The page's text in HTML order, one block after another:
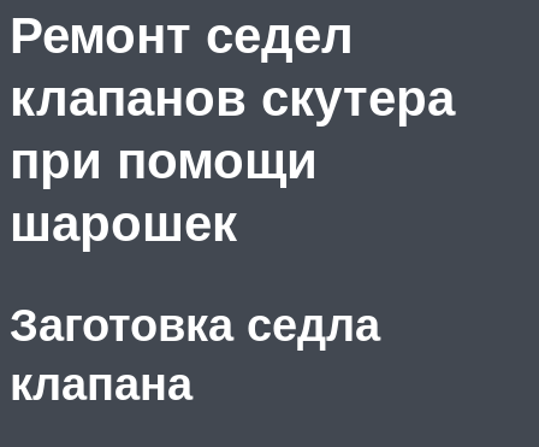
Ремонт седел
клапанов скутера
при помощи
шарошек
Заготовка седла
клапана